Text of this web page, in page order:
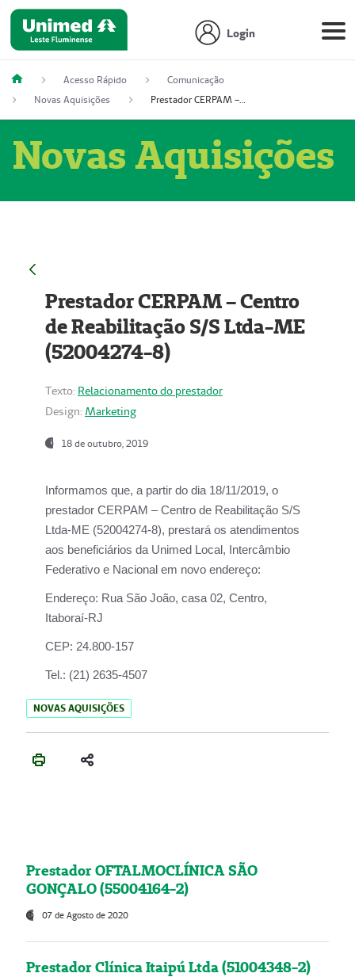
Login
Acesso Rápido
Comunicação
Novas Aquisições
Prestador CERPAM – Centro de Reabilitação S/S Ltda-ME (52004274-8)
Novas Aquisições
Prestador CERPAM – Centro
de Reabilitação S/S Ltda-ME
(52004274-8)
Texto: Relacionamento do prestador
Design: Marketing
18 de outubro, 2019
Informamos que, a partir do dia 18/11/2019, o
prestador CERPAM – Centro de Reabilitação S/S
Ltda-ME (52004274-8), prestará os atendimentos
aos beneficiários da Unimed Local, Intercâmbio
Federativo e Nacional em novo endereço:
Endereço: Rua São João, casa 02, Centro,
Itaboraí-RJ
CEP: 24.800-157
Tel.: (21) 2635-4507
NOVAS AQUISIÇÕES
Prestador OFTALMOCLÍNICA SÃO
GONÇALO (55004164-2)
07 de Agosto de 2020
Prestador Clínica Itaipú Ltda (51004348-2)